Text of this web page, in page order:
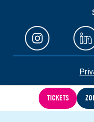
TICKETS